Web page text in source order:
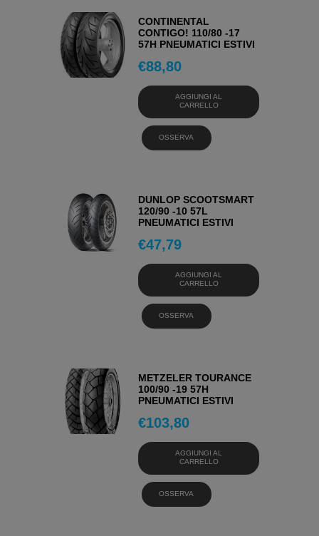
CONTINENTAL
CONTIGO! 110/80 -17
57H PNEUMATICI ESTIVI
€88,80
AGGIUNGI AL
CARRELLO
OSSERVA
DUNLOP SCOOTSMART
120/90 -10 57L
PNEUMATICI ESTIVI
€47,79
AGGIUNGI AL
CARRELLO
OSSERVA
METZELER TOURANCE
100/90 -19 57H
PNEUMATICI ESTIVI
€103,80
AGGIUNGI AL
CARRELLO
OSSERVA